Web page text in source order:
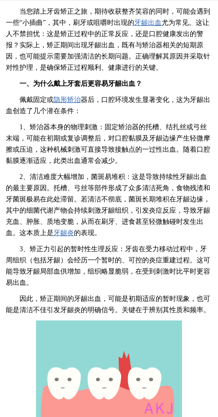
当您踏上牙齿矫正之旅，期待收获整齐笑容的同时，可能会遇到
一些“小插曲”，其中，刷牙或咀嚼时出现的牙龈出血尤为常见。这让
人不禁担忧：这是矫正过程中的正常反应，还是口腔健康发出的警
报？实际上，矫正期间出现牙龈出血，既有与矫治器相关的短期原
因，也可能提示需要加强清洁的长期问题。正确理解其原因并采取针
对性护理，是确保矫正过程顺利、健康进行的关键。
一、为什么戴上牙套后更容易牙龈出血？
佩戴固定或隐形矫治器后，口腔环境发生显著变化，这为牙龈出
血创造了几个潜在条件：
1、矫治器本身的物理刺激：固定矫治器的托槽、结扎丝或弓丝
末端，可能在初期或复诊调整后，对口腔黏膜及牙龈边缘产生轻微摩
擦或压迫，这种机械刺激可直接导致接触点的一过性出血。随着口腔
黏膜逐渐适应，此类出血通常会减少。
2、清洁难度大幅增加，菌斑易堆积：这是导致持续性牙龈出血
的最主要原因。托槽、弓丝等部件形成了众多清洁死角，食物残渣和
牙菌斑极易在此处滞留。若清洁不彻底，菌斑长期堆积在牙龈边缘，
其中的细菌代谢产物会持续刺激牙龈组织，引发炎症反应，导致牙龈
充血、肿胀、质地变脆，从而在刷牙、进食甚至轻微触碰时发生出
血。这本质上是牙龈炎的表现。
3、矫正力引起的暂时性生理反应：牙齿在受力移动过程中，牙
周组织（包括牙龈）会经历一个暂时的、可控的炎症重建过程。这可
能导致牙龈局部血供增加，组织略显脆弱，在受到刺激时比平时更容
易出血。
因此，矫正期间的牙龈出血，可能是初期适应的暂时现象，也可
能是清洁不佳引发牙龈炎的明确信号。关键在于辨别其性质和频率。